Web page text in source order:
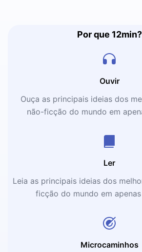
Por que 12min?
Ouvir
Ouça as principais ideias dos
não-ficção do mundo em
Ler
Leia as principais ideias dos
ficção do mundo em
Microcaminhos